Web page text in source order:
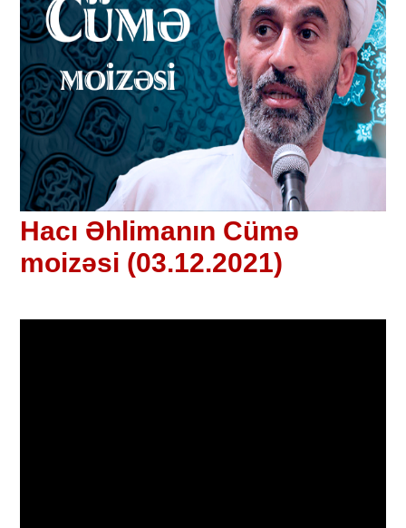
Hacı Əhlimanın Cümə
moizəsi (03.12.2021)